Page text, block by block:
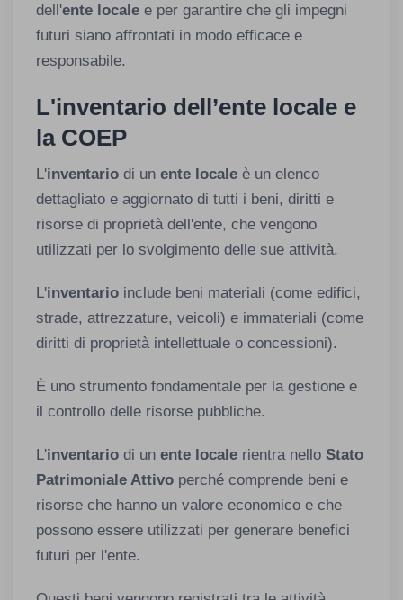
dell'ente locale e per garantire che gli impegni
futuri siano affrontati in modo efficace e
responsabile.
L'inventario dell’ente locale e
la COEP
L'inventario di un ente locale è un elenco
dettagliato e aggiornato di tutti i beni, diritti e
risorse di proprietà dell'ente, che vengono
utilizzati per lo svolgimento delle sue attività.
L'inventario include beni materiali (come edifici,
strade, attrezzature, veicoli) e immateriali (come
diritti di proprietà intellettuale o concessioni).
È uno strumento fondamentale per la gestione e
il controllo delle risorse pubbliche.
L'inventario di un ente locale rientra nello Stato
Patrimoniale Attivo perché comprende beni e
risorse che hanno un valore economico e che
possono essere utilizzati per generare benefici
futuri per l'ente.